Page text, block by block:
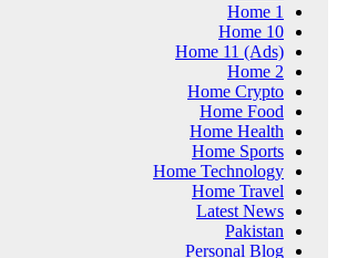
Home 1
Home 10
Home 11 (Ads)
Home 2
Home Crypto
Home Food
Home Health
Home Sports
Home Technology
Home Travel
Latest News
Pakistan
Personal Blog